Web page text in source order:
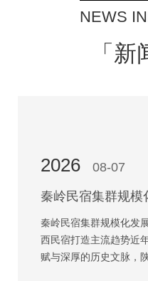
NEWS
「新
2026 08-07
秦岭民宿集群规模化发
西民宿打造主流趋势近
赋与深厚的历史文脉，